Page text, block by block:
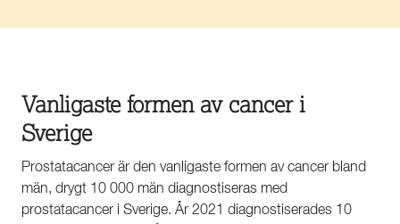
Vanligaste formen av cancer i
Sverige
Prostatacancer är den vanligaste formen av cancer bland
män, drygt 10 000 män diagnostiseras med
prostatacancer i Sverige. År 2021 diagnostiserades 10